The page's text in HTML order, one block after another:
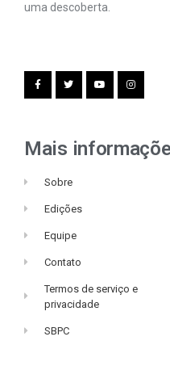
uma descoberta.
Mais
Sobre
Edições
Equipe
Contato
Termos de serviço e
privacidade
SBPC